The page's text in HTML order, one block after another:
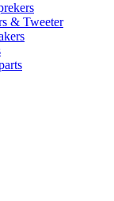
& Tweeter